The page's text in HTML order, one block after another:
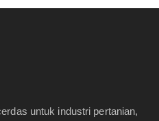
untuk industri pertanian,